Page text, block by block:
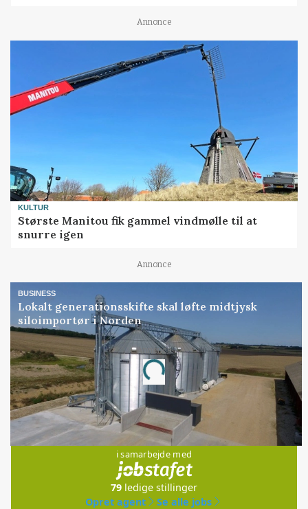
Annonce
KULTUR
Største Manitou fik gammel vindmølle til at
snurre igen
Annonce
BUSINESS
Lokalt generationsskifte skal løfte midtjysk
siloimportør i Norden
Annonce
Loading...
Jobs
i samarbejde med
79 ledige stillinger
Opret agent
Se alle jobs